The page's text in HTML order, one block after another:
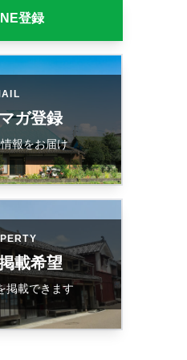
登録
ガ登録
報をお届け
載希望
掲載できます